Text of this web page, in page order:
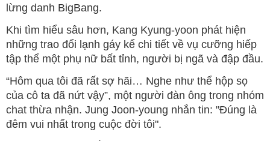
lừng danh BigBang.
Khi tìm hiểu sâu hơn, Kang Kyung-yoon phát hiện
những trao đổi lạnh gáy kể chi tiết về vụ cưỡng hiếp
tập thể một phụ nữ bất tỉnh, người bị ngã và đập đầu.
“Hôm qua tôi đã rất sợ hãi… Nghe như thể hộp sọ
của cô ta đã nứt vậy”, một người đàn ông trong nhóm
chat thừa nhận. Jung Joon-young nhắn tin: "Đúng là
đêm vui nhất trong cuộc đời tôi".